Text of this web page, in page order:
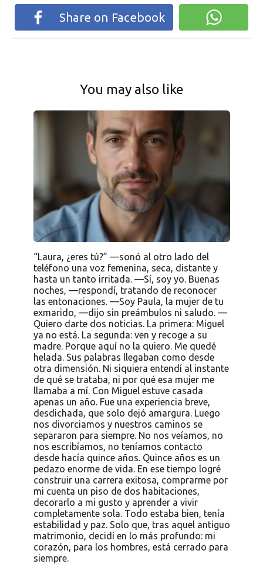
Share on Facebook
You may also like
“Laura, ¿eres tú?” —sonó al otro lado del
teléfono una voz femenina, seca, distante y
hasta un tanto irritada. —Sí, soy yo. Buenas
noches, —respondí, tratando de reconocer
las entonaciones. —Soy Paula, la mujer de tu
exmarido, —dijo sin preámbulos ni saludo. —
Quiero darte dos noticias. La primera: Miguel
ya no está. La segunda: ven y recoge a su
madre. Porque aquí no la quiero. Me quedé
helada. Sus palabras llegaban como desde
otra dimensión. Ni siquiera entendí al instante
de qué se trataba, ni por qué esa mujer me
llamaba a mí. Con Miguel estuve casada
apenas un año. Fue una experiencia breve,
desdichada, que solo dejó amargura. Luego
nos divorciamos y nuestros caminos se
separaron para siempre. No nos veíamos, no
nos escribíamos, no teníamos contacto
desde hacía quince años. Quince años es un
pedazo enorme de vida. En ese tiempo logré
construir una carrera exitosa, comprarme por
mi cuenta un piso de dos habitaciones,
decorarlo a mi gusto y aprender a vivir
completamente sola. Todo estaba bien, tenía
estabilidad y paz. Solo que, tras aquel antiguo
matrimonio, decidí en lo más profundo: mi
corazón, para los hombres, está cerrado para
siempre.